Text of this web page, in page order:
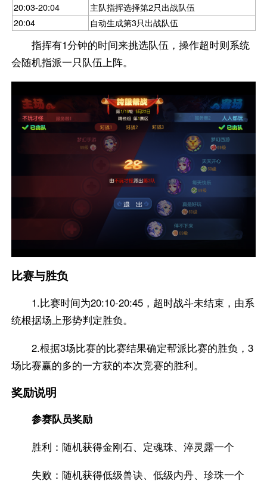
20:03-20:04
主队指挥选择第2只出战队伍
20:04
自动生成第3只出战队伍
指挥有1分钟的时间来挑选队伍，操作超时则系统
会随机指派一只队伍上阵。
比赛与胜负
1.比赛时间为20:10-20:45，超时战斗未结束，由系
统根据场上形势判定胜负。
2.根据3场比赛的比赛结果确定帮派比赛的胜负，3
场比赛赢的多的一方获的本次竞赛的胜利。
奖励说明
参赛队员奖励
胜利：随机获得金刚石、定魂珠、淬灵露一个
失败：随机获得低级兽诀、低级内丹、珍珠一个